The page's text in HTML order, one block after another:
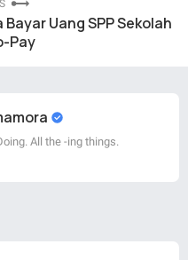
Uang SPP Sekolah
Pay
All the -ing things.